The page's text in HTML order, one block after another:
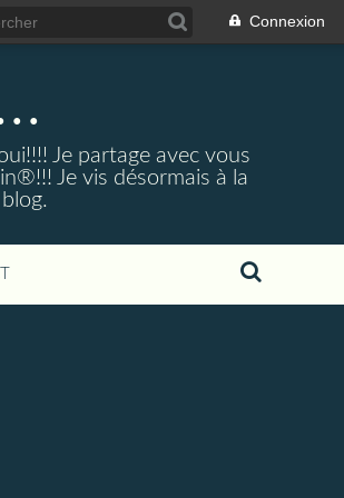
Connexion
Je partage avec vous
Je vis désormais à la